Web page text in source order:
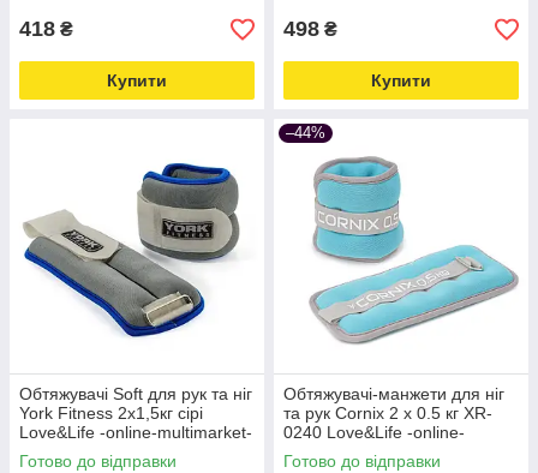
418 ₴
Купити
498 ₴
Купити
Обтяжувачі Soft для рук та ніг
York Fitness 2х1,5кг сірі
Love&Life -online-multimarket-
Готово до відправки
–44%
Обтяжувачі-манжети для ніг
та рук Cornix 2 x 0.5 кг XR-
0240 Love&Life -online-
multimarket-
Готово до відправки